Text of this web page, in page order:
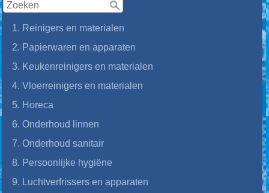
1. Reinigers en materialen
2. Papierwaren en apparaten
3. Keukenreinigers en materialen
4. Vloerreinigers en materialen
5. Horeca
6. Onderhoud linnen
7. Onderhoud sanitair
8. Persoonlijke hygiëne
9. Luchtverfrissers en apparaten